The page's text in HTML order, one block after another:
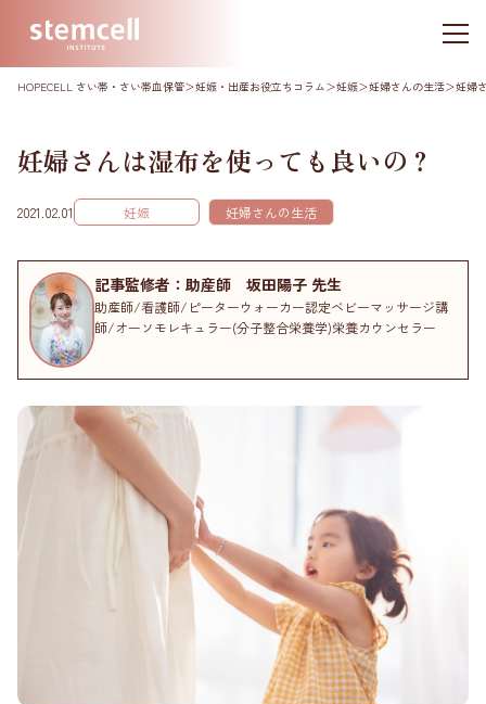
HOPECELL さい帯・さい帯血保管＞妊娠・出産お役立ちコラム＞妊娠＞妊婦さんの生活＞妊婦
妊婦さんは湿布を使っても良いの？
2021.02.01 妊娠 妊婦さんの生活
記事監修者：助産師 坂田陽子 先生
助産師/看護師/ピーターウォーカー認定ベビーマッサージ講
師/オーソモレキュラー(分子整合栄養学)栄養カウンセラー